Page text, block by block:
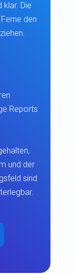
klar. Die
den
Reports
und der
sind